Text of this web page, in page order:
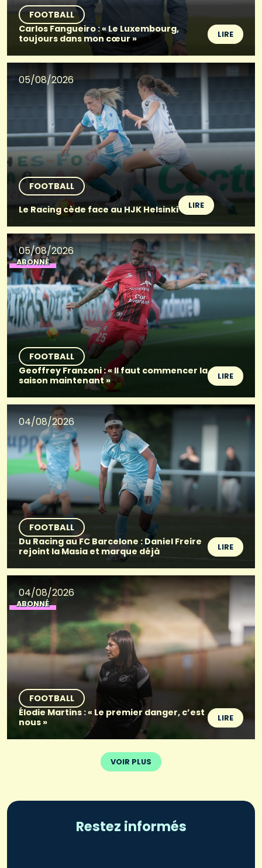
FOOTBALL
Carlos Fangueiro : « Le Luxembourg,
toujours dans mon cœur »
LIRE
05/08/2026
FOOTBALL
Le Racing cède face au HJK Helsinki
LIRE
05/08/2026
ABONNÉ
FOOTBALL
Geoffrey Franzoni : « Il faut commencer la
saison maintenant »
LIRE
04/08/2026
FOOTBALL
Du Racing au FC Barcelone : Daniel Freire
rejoint la Masia et marque déjà
LIRE
04/08/2026
ABONNÉ
FOOTBALL
Élodie Martins : « Le premier danger, c’est
nous »
LIRE
VOIR PLUS
Restez informés